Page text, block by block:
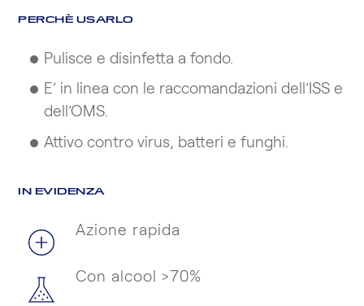
PERCHÈ USARLO
Pulisce e disinfetta a fondo.
E’ in linea con le raccomandazioni dell’ISS e
dell’OMS.
Attivo contro virus, batteri e funghi.
IN EVIDENZA
Azione rapida
Con alcool >70%